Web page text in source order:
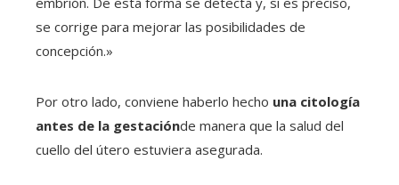
se corrige para mejorar las posibilidades de
concepción.»
Por otro lado, conviene haberlo hecho una citología
antes de la gestaciónde manera que la salud del
cuello del útero estuviera asegurada.